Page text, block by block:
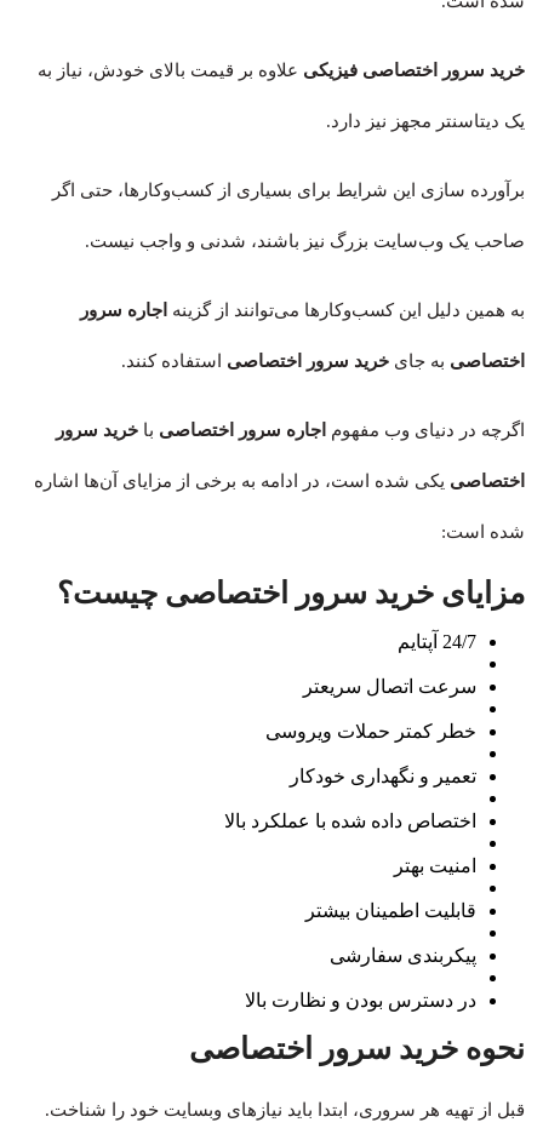
خرید سرور اختصاصی فیزیکی علاوه بر قیمت بالای خودش، نیاز به
یک دیتاسنتر مجهز نیز دارد.
برآورده سازی این شرایط برای بسیاری از کسب‌وکارها، حتی اگر
صاحب یک وب‌سایت بزرگ نیز باشند، شدنی و واجب نیست.
به همین دلیل این کسب‌وکارها می‌توانند از گزینه اجاره سرور
اختصاصی به جای خرید سرور اختصاصی استفاده کنند.
اگرچه در دنیای وب مفهوم اجاره سرور اختصاصی با خرید سرور
اختصاصی یکی شده است، در ادامه به برخی از مزایای آن‌ها اشاره
شده است:
مزایای خرید سرور اختصاصی چیست؟
24/7 آپتایم
سرعت اتصال سریعتر
خطر کمتر حملات ویروسی
تعمیر و نگهداری خودکار
اختصاص داده شده با عملکرد بالا
امنیت بهتر
قابلیت اطمینان بیشتر
پیکربندی سفارشی
در دسترس بودن و نظارت بالا
نحوه خرید سرور اختصاصی
قبل از تهیه هر سروری، ابتدا باید نیازهای وبسایت خود را شناخت.